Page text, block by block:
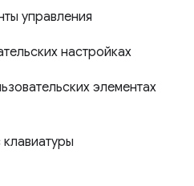
управления
настройках
элементах